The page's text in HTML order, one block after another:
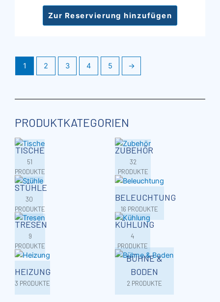
Zur Reservierung hinzufügen
1 2 3 4 5 →
PRODUKTKATEGORIEN
TISCHE
51
PRODUKTE
ZUBEHÖR
32
PRODUKTE
STÜHLE
30
PRODUKTE
BELEUCHTUNG
16 PRODUKTE
TRESEN
9
PRODUKTE
KÜHLUNG
4
PRODUKTE
HEIZUNG
3 PRODUKTE
BÜHNE &
BODEN
2 PRODUKTE